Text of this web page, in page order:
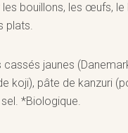
les bouillons, les œufs, le
plats.
cassés jaunes
koji), pâte de kanzuri
*Biologique.